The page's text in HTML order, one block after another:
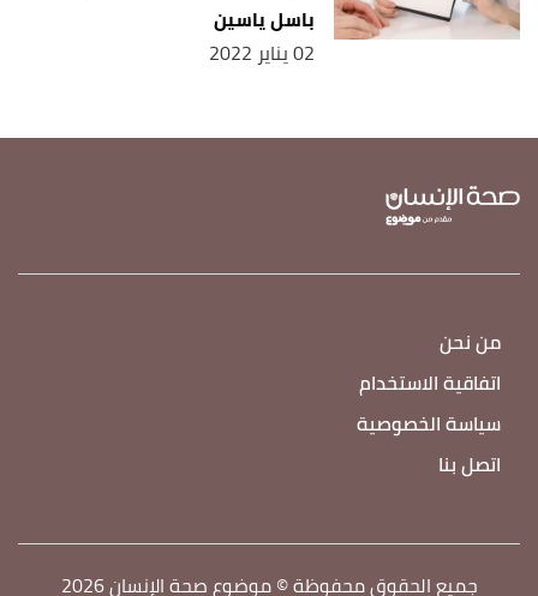
باسل ياسين
02 يناير 2022
من نحن
اتفاقية الاستخدام
سياسة الخصوصية
اتصل بنا
جميع الحقوق محفوظة © موضوع صحة الإنسان 2026